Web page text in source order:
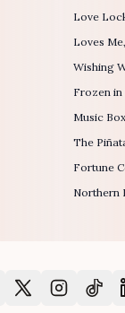
Love
Loves
Wishing
Frozen
Music Box
The
Fortune
Northern